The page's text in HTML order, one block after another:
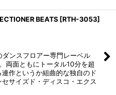
BEATS [RTH-3053]
ンスフロアー専門レーベル
両面ともにトータル10分を超
作というか組曲的な独自のド
サイズド・ディスコ・エクス